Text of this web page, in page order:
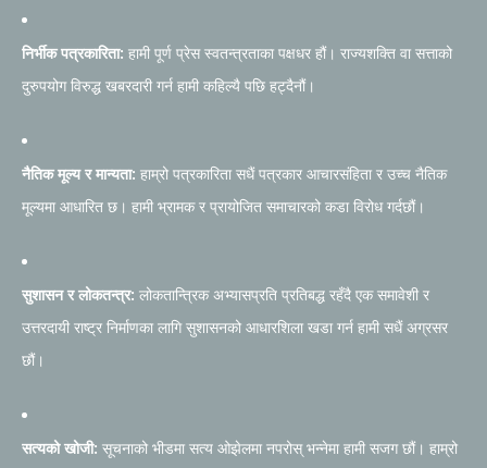
निर्भीक पत्रकारिता: हामी पूर्ण प्रेस स्वतन्त्रताका पक्षधर हौं। राज्यशक्ति वा सत्ताको
दुरुपयोग विरुद्ध खबरदारी गर्न हामी कहिल्यै पछि हट्दैनौं।
नैतिक मूल्य र मान्यता: हाम्रो पत्रकारिता सधैं पत्रकार आचारसंहिता र उच्च नैतिक
मूल्यमा आधारित छ। हामी भ्रामक र प्रायोजित समाचारको कडा विरोध गर्दछौं।
सुशासन र लोकतन्त्र: लोकतान्त्रिक अभ्यासप्रति प्रतिबद्ध रहँदै एक समावेशी र
उत्तरदायी राष्ट्र निर्माणका लागि सुशासनको आधारशिला खडा गर्न हामी सधैं अग्रसर
छौं।
सत्यको खोजी: सूचनाको भीडमा सत्य ओझेलमा नपरोस् भन्नेमा हामी सजग छौं। हाम्रो